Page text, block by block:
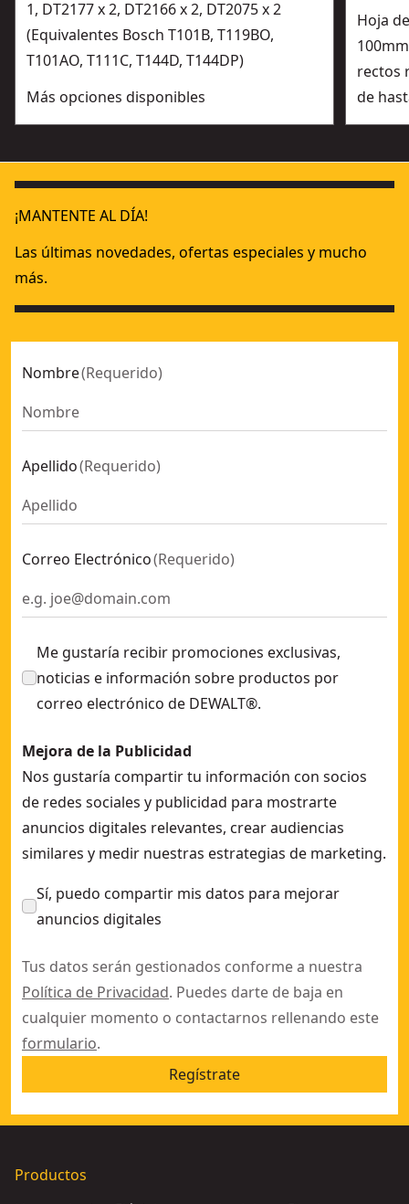
1, DT2177 x 2, DT2166 x 2, DT2075 x 2
(Equivalentes Bosch T101B, T119BO,
T101AO, T111C, T144D, T144DP)
Más opciones disponibles
Hoja
rectos
de
¡MANTENTE AL DÍA!
Las últimas novedades, ofertas especiales y mucho
más.
Nombre(Requerido)
Apellido(Requerido)
Correo Electrónico(Requerido)
Me gustaría recibir promociones exclusivas,
noticias e información sobre productos por
correo electrónico de DEWALT®.
Mejora de la Publicidad
Nos gustaría compartir tu información con socios
de redes sociales y publicidad para mostrarte
anuncios digitales relevantes, crear audiencias
similares y medir nuestras estrategias de marketing.
Sí, puedo compartir mis datos para mejorar
anuncios digitales
Tus datos serán gestionados conforme a nuestra
Política de Privacidad. Puedes darte de baja en
cualquier momento o contactarnos rellenando este
formulario.
Regístrate
Productos